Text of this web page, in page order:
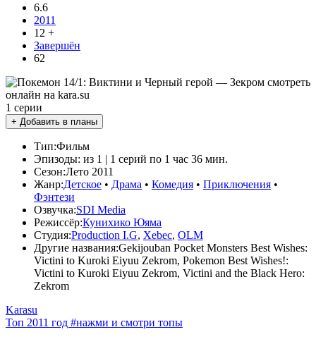
6.6
2011
12 +
Завершён
62
1 серии
+ Добавить в планы
Тип:Фильм
Эпизоды: из 1 | 1 серий по 1 час 36 мин.
Сезон:Лето 2011
Жанр:Детское • Драма • Комедия • Приключения •
Фэнтези
Озвучка:SDI Media
Режиссёр:Кунихико Юяма
Студия:Production I.G, Xebec, OLM
Другие названия:Gekijouban Pocket Monsters Best Wishes:
Victini to Kuroki Eiyuu Zekrom, Pokemon Best Wishes!:
Victini to Kuroki Eiyuu Zekrom, Victini and the Black Hero:
Zekrom
Karasu
Топ 2011 год #нажми и смотри топы